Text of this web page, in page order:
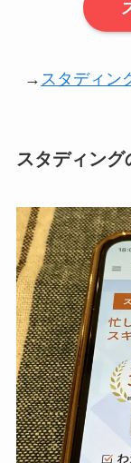
→ スタディン
スタディン